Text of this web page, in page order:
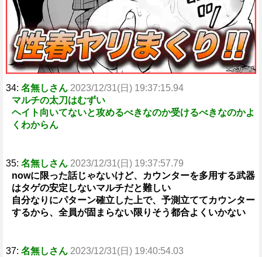
34: 名無しさん 2023/12/31(日) 19:37:15.94
マルチの太刀はむずい
ヘイト向いてないと攻めるべきなのか受けるべきなのかよ
くわからん
35: 名無しさん 2023/12/31(日) 19:37:57.79
nowに限った話じゃないけど、カウンターを多用する武器
はタゲの安定しないマルチだと難しい
自分なりにパターン確立した上で、予測立ててカウンター
するから、全員が固まらない限りそう都合よくいかない
37: 名無しさん 2023/12/31(日) 19:40:54.03